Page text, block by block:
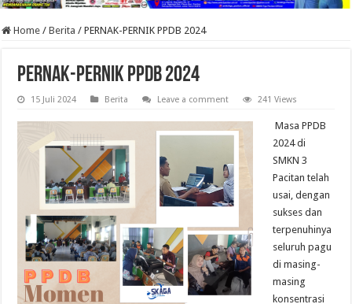
Home / Berita / PERNAK-PERNIK PPDB 2024
PERNAK-PERNIK PPDB 2024
15 Juli 2024 Berita Leave a comment 241 Views
Masa PPDB
2024 di
SMKN 3
Pacitan telah
usai, dengan
sukses dan
terpenuhinya
seluruh pagu
di masing-
masing
konsentrasi